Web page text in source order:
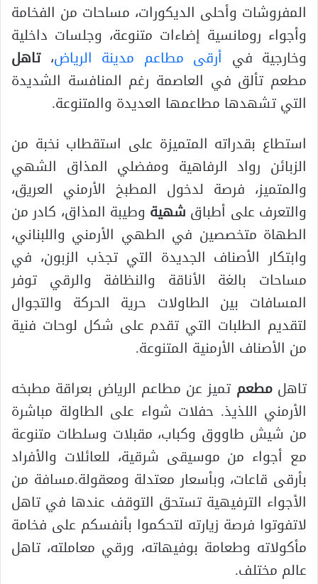
المفروشات وأحلى الديكورات، مساحات من الفخامة
وأجواء رومانسية إضاءات متنوعة، وجلسات داخلية
وخارجية في أرقى مطاعم مدينة الرياض،تاهل
مطعم تألق في العاصمة رغم المنافسة الشديدة
التي تشهدها مطاعمها العديدة والمتنوعة.
استطاع بقدراته المتميزة على استقطاب نخبة من
الزبائن رواد الرفاهية ومفضلي المذاق الشهي
والمتميز، فرصة لدخول المطبخ الأرمني العريق،
والتعرف على أطباق شهية وطيبة المذاق، كادر من
الطهاة متخصصين في الطهي الأرمني واللبناني،
وابتكار الأصناف الجديدة التي تجذب الزبون، في
مساحات بالغة الأناقة والنظافة والرقي توفر
المسافات بين الطاولات حرية الحركة والتجوال
لتقديم الطلبات التي تقدم على شكل لوحات فنية
من الأصناف الأرمنية المتنوعة.
تاهلمطعم تميز عن مطاعم الرياض بعراقة مطبخه
الأرمني اللذيذ. حفلات شواء على الطاولة مباشرة
من شيش طاووق وكباب، مقبلات وسلطات متنوعة
مع أجواء من موسيقى شرقية، للعائلات والأفراد
بأرقى قاعات، وبأسعار معتدلة ومعقولة.مسافة من
الأجواء الترفيهية تستحق التوقف عندها في تاهل
لاتفوتوا فرصة زيارته لتحكموا بأنفسكم على فخامة
مأكولاته وطعامة بوفيهاته، ورقي معاملته، تاهل
عالم مختلف.